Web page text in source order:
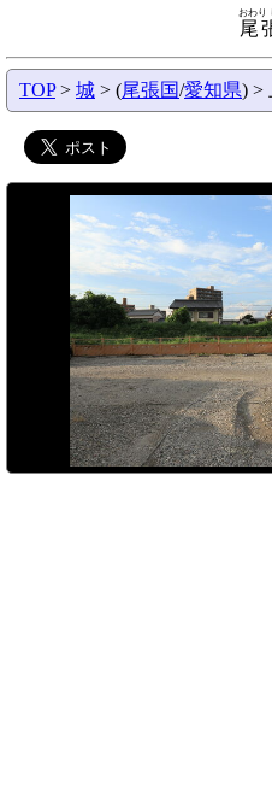
尾
おわり
TOP> 城 > (尾張国/愛知県) >